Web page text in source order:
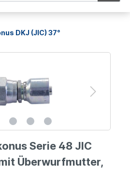
DKJ (JIC) 37°
Serie 48 JIC
Überwurfmutter,